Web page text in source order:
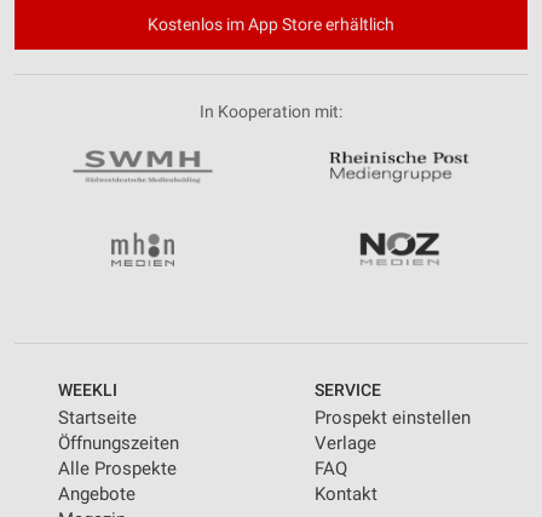
Kostenlos im App Store erhältlich
In Kooperation mit:
WEEKLI
Startseite
Öffnungszeiten
Alle Prospekte
Angebote
SERVICE
Prospekt einstellen
Verlage
FAQ
Kontakt